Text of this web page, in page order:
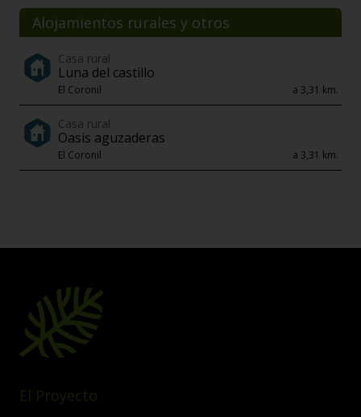
Alojamientos rurales y otros
Casa rural
Luna del castillo
El Coronil a 3,31 km.
Casa rural
Oasis aguzaderas
El Coronil a 3,31 km.
El Proyecto